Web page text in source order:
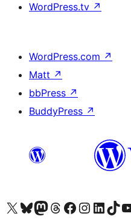
WordPress.tv ↗
WordPress.com ↗
Matt ↗
bbPress ↗
BuddyPress ↗
Visit our X (formerly Twitter) account
Visit our Bluesky account
Visit our Mastodon account
Visit our Threads account
Visit our Facebook page
Visit our Instagram account
Visit ourVisit our